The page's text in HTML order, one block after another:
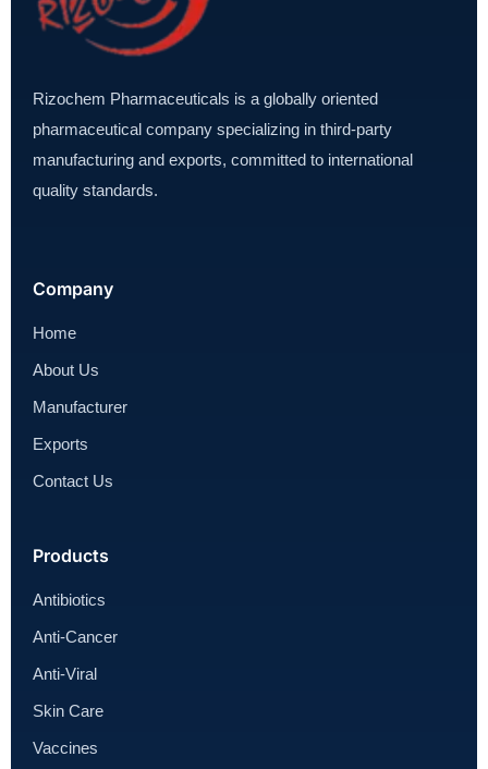
Rizochem Pharmaceuticals is a globally oriented
pharmaceutical company specializing in third-party
manufacturing and exports, committed to international
quality standards.
Company
Home
About Us
Manufacturer
Exports
Contact Us
Products
Antibiotics
Anti-Cancer
Anti-Viral
Skin Care
Vaccines